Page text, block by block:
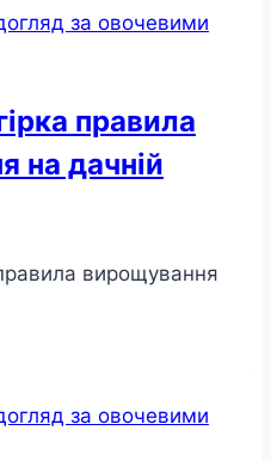
за овочевими
правила
на дачній
вирощування
за овочевими